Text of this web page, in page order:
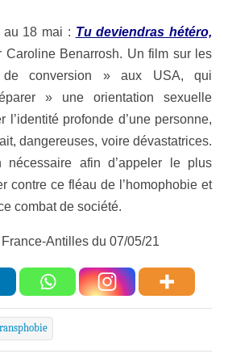
au 18 mai : Tu deviendras hétéro,
Caroline Benarrosh. Un film sur les
conversion » aux USA, qui
» une orientation sexuelle
l’identité profonde d’une personne,
dangereuses, voire dévastatrices.
nécessaire afin d’appeler le plus
contre ce fléau de l’homophobie et
combat de société.
Antilles du 07/05/21